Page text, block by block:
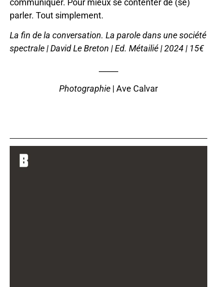
parler. Tout simplement.
La fin de la conversation. La parole dans une société
spectrale | David Le Breton | Ed. Métailié | 2024 | 15€
Photographie | Ave Calvar